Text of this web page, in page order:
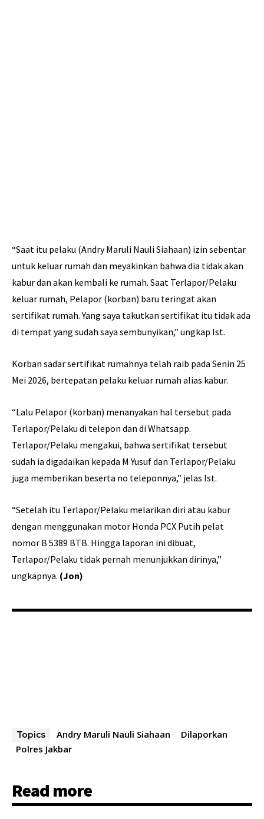
“Saat itu pelaku (Andry Maruli Nauli Siahaan) izin sebentar
untuk keluar rumah dan meyakinkan bahwa dia tidak akan
kabur dan akan kembali ke rumah. Saat Terlapor/Pelaku
keluar rumah, Pelapor (korban) baru teringat akan
sertifikat rumah. Yang saya takutkan sertifikat itu tidak ada
di tempat yang sudah saya sembunyikan,” ungkap Ist.
Korban sadar sertifikat rumahnya telah raib pada Senin 25
Mei 2026, bertepatan pelaku keluar rumah alias kabur.
“Lalu Pelapor (korban) menanyakan hal tersebut pada
Terlapor/Pelaku di telepon dan di Whatsapp.
Terlapor/Pelaku mengakui, bahwa sertifikat tersebut
sudah ia digadaikan kepada M Yusuf dan Terlapor/Pelaku
juga memberikan beserta no teleponnya,” jelas Ist.
“Setelah itu Terlapor/Pelaku melarikan diri atau kabur
dengan menggunakan motor Honda PCX Putih pelat
nomor B 5389 BTB. Hingga laporan ini dibuat,
Terlapor/Pelaku tidak pernah menunjukkan dirinya,”
ungkapnya. (Jon)
Topics Andry Maruli Nauli Siahaan
Dilaporkan
Polres Jakbar
Read more